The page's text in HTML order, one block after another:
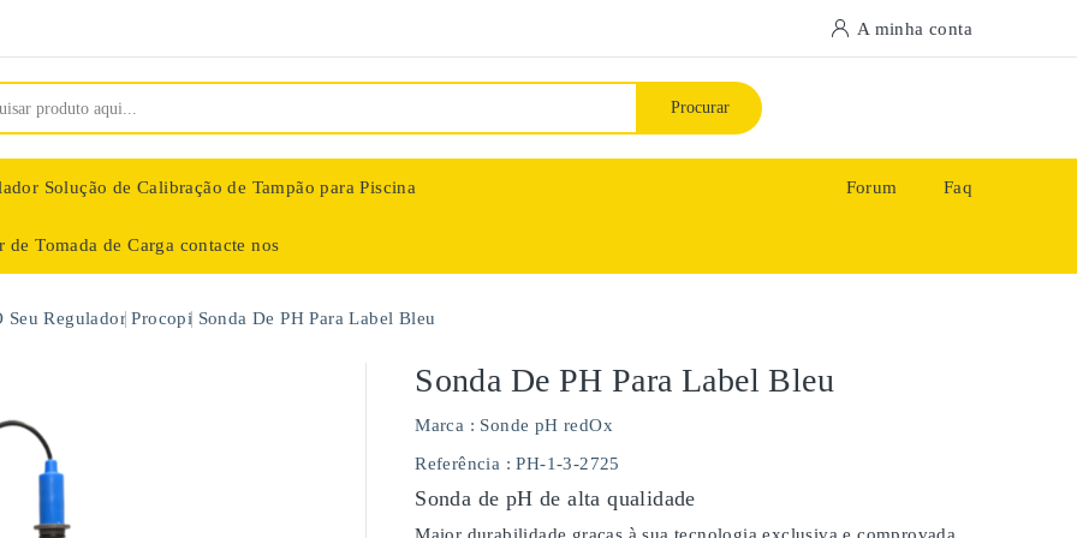
A minha conta
Procurar
Solução de Calibração de Tampão para Piscina
de Tomada de Carga contacte nos
Forum Faq
Seu Regulador Procopi Sonda De PH Para Label Bleu
Sonda De PH Para Label Bleu
Marca : Sonde pH redOx
Referência : PH-1-3-2725
Sonda de pH de alta qualidade